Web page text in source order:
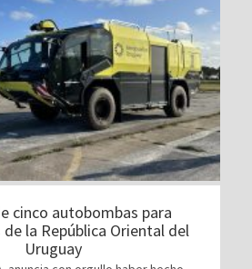
cinco autobombas para
la República Oriental del
Uruguay